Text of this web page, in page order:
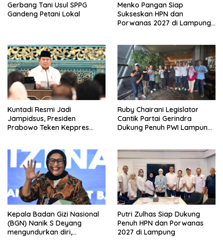
Gerbang Tani Usul SPPG
Gandeng Petani Lokal
Menko Pangan Siap
Sukseskan HPN dan
Porwanas 2027 di Lampung,
Kuntadi Resmi Jadi
Jampidsus, Presiden
Prabowo Teken Keppres
Ruby Chairani Legislator
Cantik Partai Gerindra
Dukung Penuh PWI Lampung
Kepala Badan Gizi Nasional
(BGN) Nanik S Deyang
mengundurkan diri,
Putri Zulhas Siap Dukung
Penuh HPN dan Porwanas
2027 di Lampung